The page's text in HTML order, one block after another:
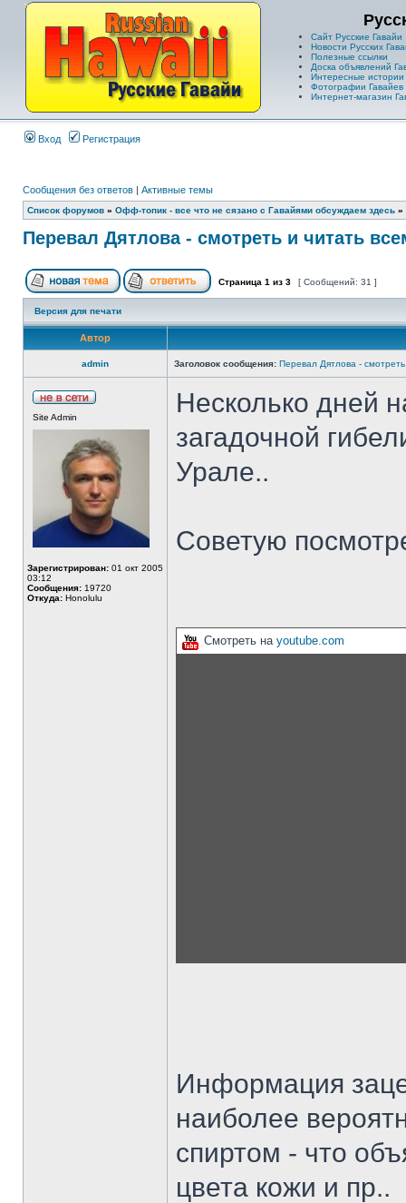
Сайт Русские Гавайи
Новости Русских
Полезные ссылки
Доска объявлений
Интересные истории
Фотографии Гавайев
Интернет-магазин
Вход Регистрация
Сообщения без ответов | Активные темы
Список форумов » Офф-топик - все что не сязано с Гавайями обсуждаем здесь »
Перевал Дятлова - смотреть и читать
Страница 1 из 3 [ Сообщений: 31 ]
Версия для печати
Автор
admin Заголовок сообщения: Перевал Дятлова -
Site Admin
Зарегистрирован: 01 окт 2005
03:12
Сообщения: 19720
Откуда: Honolulu
Несколько дней
загадочной
Урале..
Советую
Смотреть на youtube.com
Информация
наиболее
спиртом - что
цвета кожи и пр..